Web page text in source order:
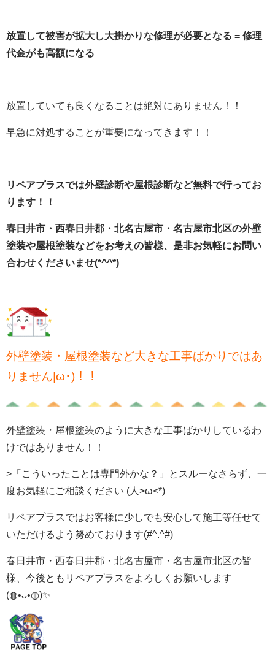
放置して被害が拡大し大掛かりな修理が必要となる = 修理
代金がも高額になる
放置していても良くなることは絶対にありません！！
早急に対処することが重要になってきます！！
リペアプラスでは外壁診断や屋根診断など無料で行ってお
ります！！
春日井市・西春日井郡・北名古屋市・名古屋市北区の外壁
塗装や屋根塗装などをお考えの皆様、是非お気軽にお問い
合わせくださいませ(*^^*)
外壁塗装・屋根塗装など大きな工事ばかりではあ
りません|ω･)！！
外壁塗装・屋根塗装のように大きな工事ばかりしているわ
けではありません！！
> 「こういったことは専門外かな？」とスルーなさらず、一
度お気軽にご相談ください (人>ω<*)
リペアプラスではお客様に少しでも安心して施工等任せて
いただけるよう努めております(#^.^#)
春日井市・西春日井郡・北名古屋市・名古屋市北区の皆
様、今後ともリペアプラスをよろしくお願いします
(◍•ᴗ•◍)✨